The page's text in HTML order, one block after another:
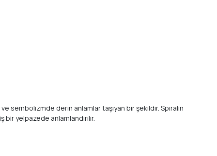
sembolizmde derin anlamlar taşıyan bir şekildir. Spiralin
yelpazede anlamlandırılır.